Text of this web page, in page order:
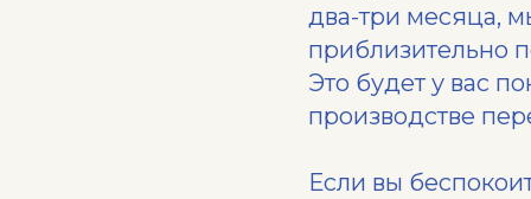
два-три месяца,
приблизительно
Это будет у вас
производстве
Если вы